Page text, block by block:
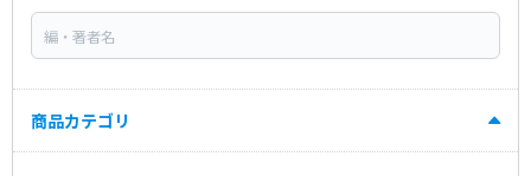
商品カテゴリ